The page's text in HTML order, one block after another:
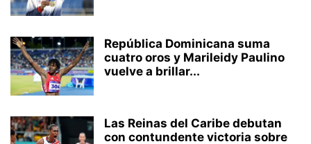
República Dominicana suma
cuatro oros y Marileidy Paulino
vuelve a brillar...
Las Reinas del Caribe debutan
con contundente victoria sobre